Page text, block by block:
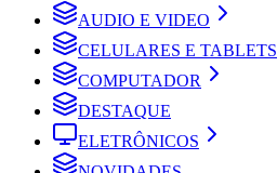
AUDIO E VIDEO
CELULARES E TABLETS
COMPUTADOR
DESTAQUE
ELETRÔNICOS